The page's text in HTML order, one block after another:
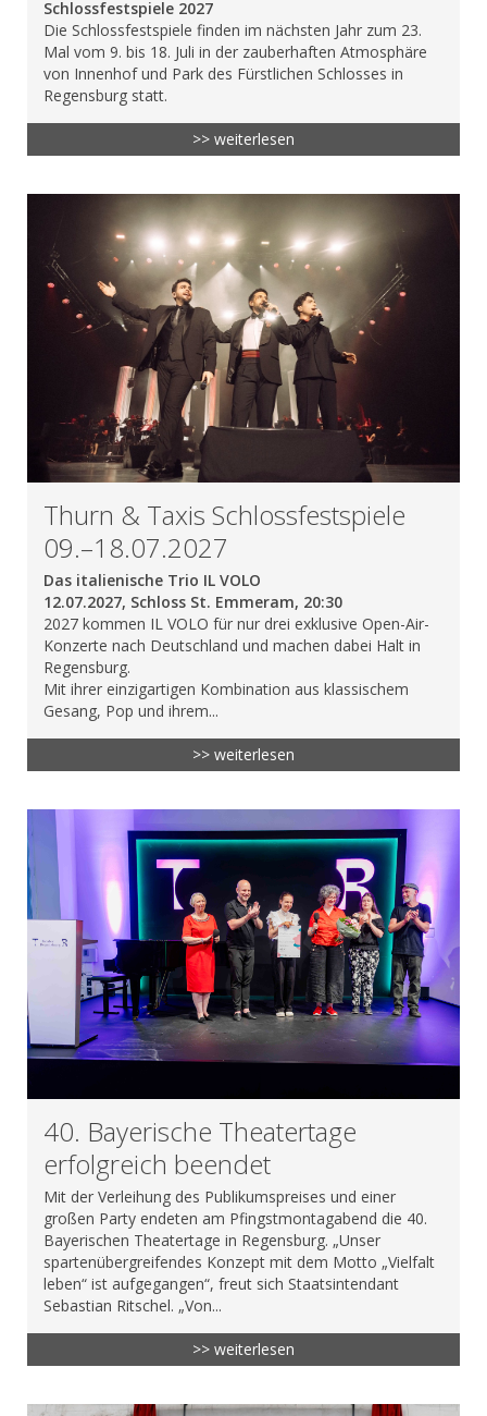
Schlossfestspiele 2027
Die Schlossfestspiele finden im nächsten Jahr zum 23.
Mal vom 9. bis 18. Juli in der zauberhaften Atmosphäre
von Innenhof und Park des Fürstlichen Schlosses in
Regensburg statt.
>> weiterlesen
Thurn & Taxis Schlossfestspiele
09.–18.07.2027
Das italienische Trio IL VOLO
12.07.2027, Schloss St. Emmeram, 20:30
2027 kommen IL VOLO für nur drei exklusive Open-Air-
Konzerte nach Deutschland und machen dabei Halt in
Regensburg.
Mit ihrer einzigartigen Kombination aus klassischem
Gesang, Pop und ihrem...
>> weiterlesen
40. Bayerische Theatertage
erfolgreich beendet
Mit der Verleihung des Publikumspreises und einer
großen Party endeten am Pfingstmontagabend die 40.
Bayerischen Theatertage in Regensburg. „Unser
spartenübergreifendes Konzept mit dem Motto „Vielfalt
leben“ ist aufgegangen“, freut sich Staatsintendant
Sebastian Ritschel. „Von...
>> weiterlesen